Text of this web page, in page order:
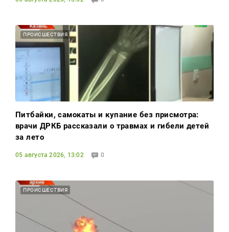
ПРОИСШЕСТВИЯ
Питбайки, самокаты и купание без присмотра:
врачи ДРКБ рассказали о травмах и гибели детей
за лето
05 августа 2026, 13:02 0
ПРОИСШЕСТВИЯ